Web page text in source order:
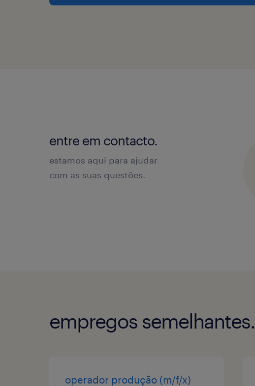
entre em contacto.
estamos aqui para ajudar
com as suas questões.
empregos semelhantes.
operador produção (m/f/x)